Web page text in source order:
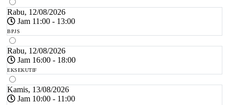
Rabu, 12/08/2026
Jam 11:00 - 13:00
BPJS
Rabu, 12/08/2026
Jam 16:00 - 18:00
EKSEKUTIF
Kamis, 13/08/2026
Jam 10:00 - 11:00